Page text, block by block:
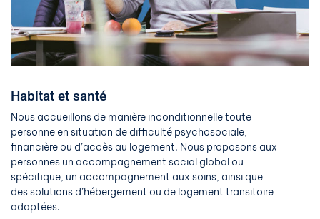
Habitat et santé
Nous accueillons de manière inconditionnelle toute
personne en situation de difficulté psychosociale,
financière ou d’accès au logement. Nous proposons aux
personnes un accompagnement social global ou
spécifique, un accompagnement aux soins, ainsi que
des solutions d’hébergement ou de logement transitoire
adaptées.